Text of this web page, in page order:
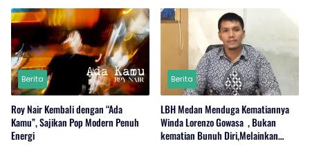
Berita
Roy Nair Kembali dengan “Ada
Kamu”, Sajikan Pop Modern Penuh
Energi
Berita
LBH Medan Menduga Kematiannya
Winda Lorenzo Gowasa , Bukan
kematian Bunuh Diri,Melainkan